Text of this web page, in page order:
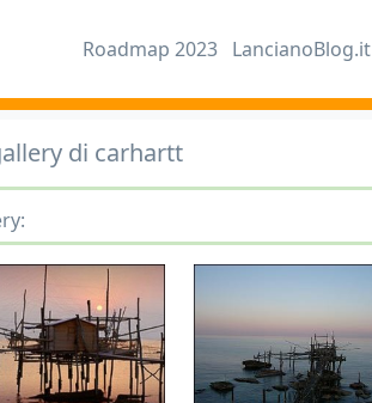
Roadmap 2023 LancianoBlog.it
di carhartt